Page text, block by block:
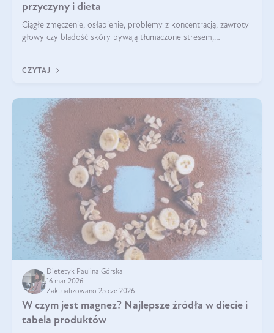
przyczyny i dieta
Ciągłe zmęczenie, osłabienie, problemy z koncentracją, zawroty
głowy czy bladość skóry bywają tłumaczone stresem,
CZYTAJ
Dietetyk Paulina Górska
16 mar 2026
Zaktualizowano 25 cze 2026
W czym jest magnez? Najlepsze źródła w diecie i
tabela produktów